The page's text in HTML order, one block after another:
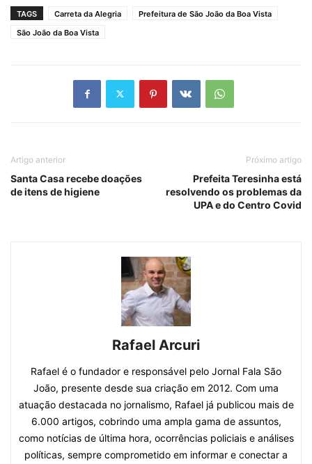
TAGS Carreta da Alegria
Prefeitura de São João da Boa Vista
São João da Boa Vista
Artigo anterior
Santa Casa recebe doações
de itens de higiene
Próximo artigo
Prefeita Teresinha está
resolvendo os problemas da
UPA e do Centro Covid
Rafael Arcuri
Rafael é o fundador e responsável pelo Jornal Fala São
João, presente desde sua criação em 2012. Com uma
atuação destacada no jornalismo, Rafael já publicou mais de
6.000 artigos, cobrindo uma ampla gama de assuntos,
como notícias de última hora, ocorrências policiais e análises
políticas, sempre comprometido em informar e conectar a